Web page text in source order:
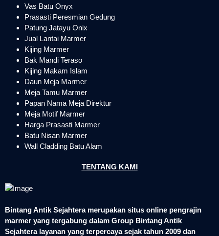
Vas Batu Onyx
Prasasti Peresmian Gedung
Patung Jatayu Onix
Jual Lantai Marmer
Kijing Marmer
Bak Mandi Teraso
Kijing Makam Islam
Daun Meja Marmer
Meja Tamu Marmer
Papan Nama Meja Direktur
Meja Motif Marmer
Harga Prasasti Marmer
Batu Nisan Marmer
Wall Cladding Batu Alam
TENTANG KAMI
Bintang Antik Sejahtera merupakan situs online pengrajin
marmer yang tergabung dalam Group Bintang Antik
Sejahtera layanan yang terpercaya sejak tahun 2009 dan